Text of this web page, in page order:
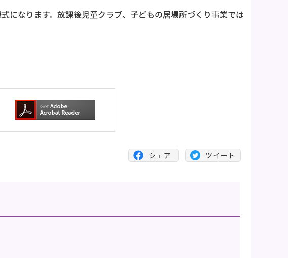
になります。放課後児童クラブ、子どもの居場所づくり事業では